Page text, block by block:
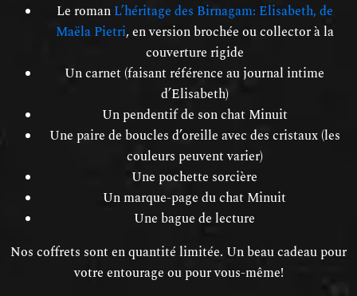
Le roman L’héritage des Birnagam: Elisabeth, de
Maëla Pietri, en version brochée ou collector à la
couverture rigide
Un carnet (faisant référence au journal intime
d’Elisabeth)
Un pendentif de son chat Minuit
Une paire de boucles d’oreille avec des cristaux (les
couleurs peuvent varier)
Une pochette sorcière
Un marque-page du chat Minuit
Une bague de lecture
Nos coffrets sont en quantité limitée. Un beau cadeau pour
votre entourage ou pour vous-même!